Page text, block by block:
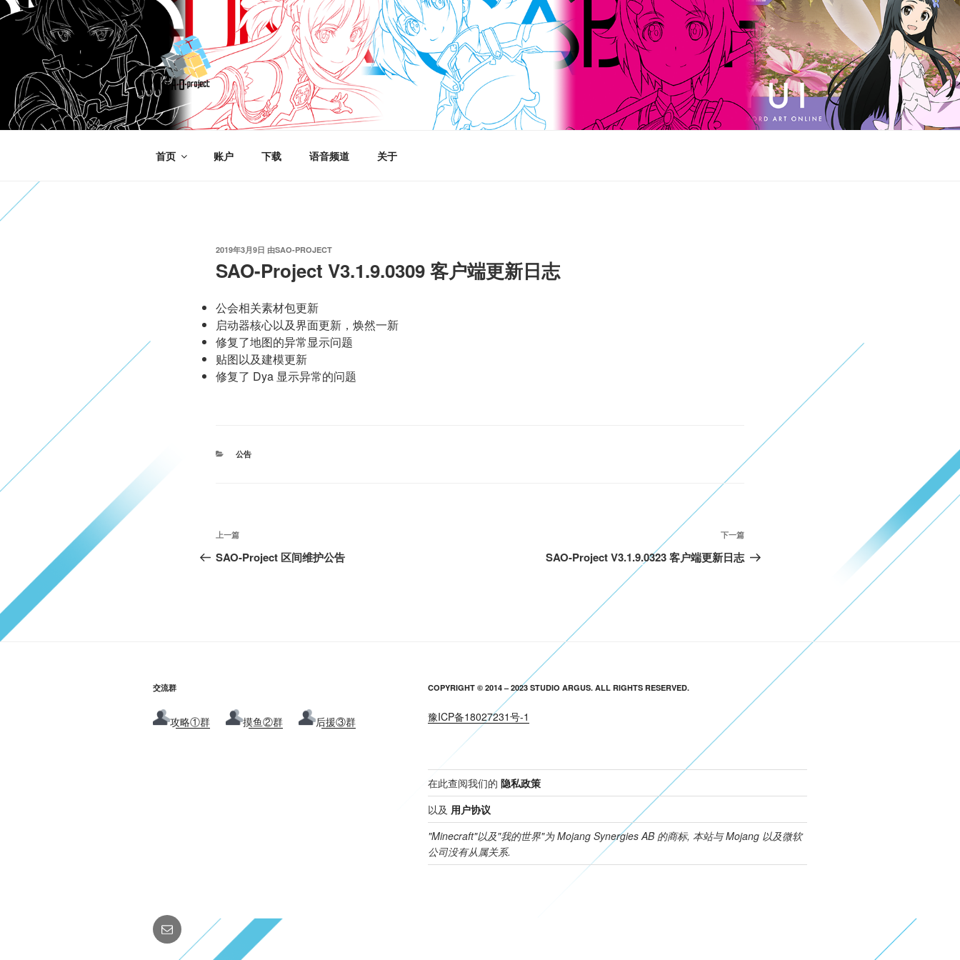
跳
至
SAO-WORLD
告示牌 – SAOProject,Minecraft,SAO+World,刀剑神域：世界
首页 账户 下载 语音频道 关于
发
于
2019年3月9日 由SAO-PROJECT
SAO-Project V3.1.9.0309 客户端更新日志
公会相关素材包更新
启动器核心以及界面更新，焕然一新
修复了地图的异常显示问题
贴图以及建模更新
修复了 Dya 显示异常的问题
分
公告
文
章
上
一
上一篇
SAO-Project 区间维护公告
下
一
下一篇
SAO-Project V3.1.9.0323 客户端更新日志
交流群
攻略①群 摸鱼②群 后援③群
COPYRIGHT © 2014 – 2023 STUDIO ARGUS. ALL RIGHTS RESERVED.
豫ICP备18027231号-1
在此查阅我们的 隐私政策
以及 用户协议
"Minecraft"以及"我的世界"为 Mojang Synergies AB 的商标, 本站与 Mojang 以及微软
公司没有从属关系.
邮
箱